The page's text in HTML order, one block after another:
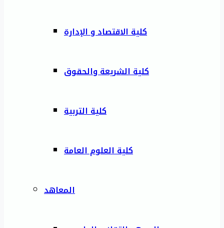
كلية الاقتصاد و الإدارة
كلية الشريعة والحقوق
كلية التربية
كلية العلوم العامة
المعاهد